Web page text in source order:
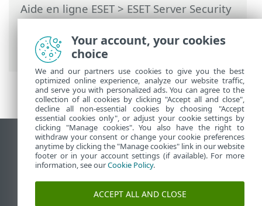
Aide en ligne ESET>ESET Server Security
for Linux>Utilisation d'ESET Server
Security for Linux>Détections > Sites
Web filtrés
Afficher le site des postes de travail
End of Life
Base de connaissances ESET
Forum ESET
ESET Status Portal
Your account, your cookies
choice
We and our partners use cookies to give you the best
optimized online experience, analyze our website traffic,
and serve you with personalized ads. You can agree to the
collection of all cookies by clicking "Accept all and close",
decline all non-essential cookies by choosing "Accept
essential cookies only", or adjust your cookie settings by
clicking "Manage cookies". You also have the right to
withdraw your consent or change your cookie preferences
anytime by clicking the "Manage cookies" link in our website
footer or in your account settings (if available). For more
information, see ourCookie Policy.
ACCEPT ALL AND CLOSE